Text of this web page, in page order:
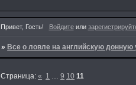
Привет, Гость! Войдитеили
»Все о ловле на английскую донную
Страница:« 1 … 9 10 11